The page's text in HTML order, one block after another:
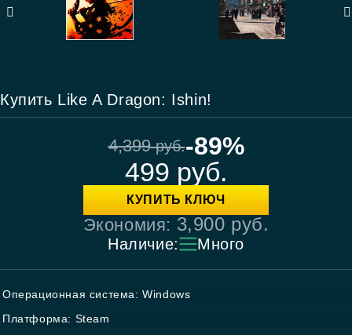
Купить Like A Dragon: Ishin!
4,399руб.-89%
499 руб.
КУПИТЬ КЛЮЧ
Экономия: 3,900 руб.
Наличие: Много
Операционная система: Windows
Платформа: Steam